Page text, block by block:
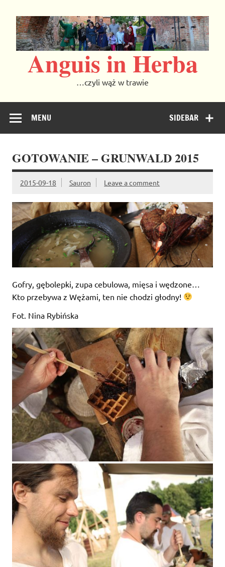
content
Anguis in Herba
…czyli wąż w trawie
SIDEBAR
MENU
GOTOWANIE – GRUNWALD 2015
2015-09-18 Sauron Leave a comment
Gofry, gębolepki, zupa cebulowa, mięsa i wędzone…
Kto przebywa z Wężami, ten nie chodzi głodny!
Fot. Nina Rybińska